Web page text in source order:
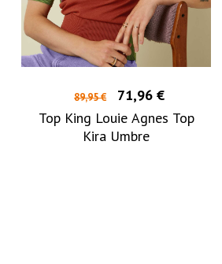
89,95 €
71,96 €
Top King Louie Agnes Top
Kira Umbre